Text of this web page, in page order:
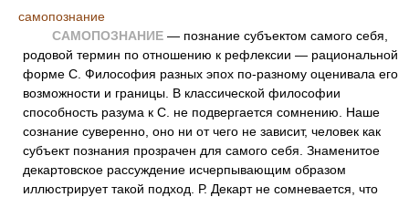
самопознание
САМОПОЗНАНИЕ — познание субъектом самого себя,
родовой термин по отношению к рефлексии — рациональной
форме С. Философия разных эпох по-разному оценивала его
возможности и границы. В классической философии
способность разума к С. не подвергается сомнению. Наше
сознание суверенно, оно ни от чего не зависит, человек как
субъект познания прозрачен для самого себя. Знаменитое
декартовское рассуждение исчерпывающим образом
иллюстрирует такой подход. Р. Декарт не сомневается, что